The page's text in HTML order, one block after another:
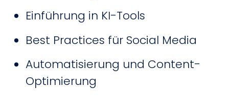
Einführung in KI-Tools
Best Practices für Social Media
Automatisierung und Content-
Optimierung